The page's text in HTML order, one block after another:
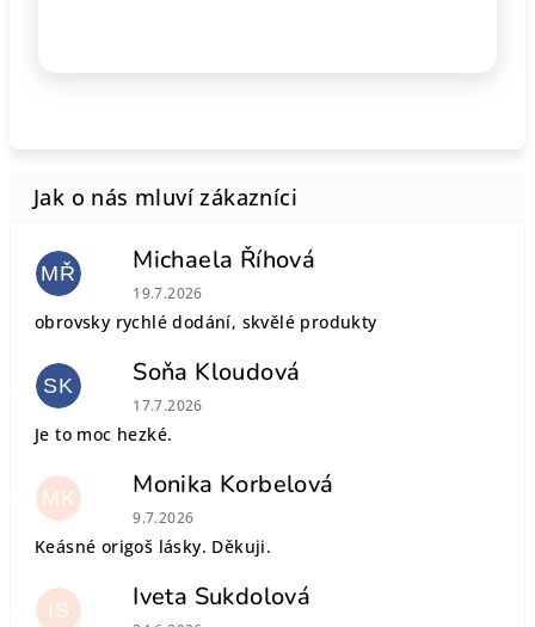
MŘ Michaela Říhová
Hodnocení obchodu je 5 z 5 hvězdiček.
19.7.2026
obrovsky rychlé dodání, skvělé produkty
SK Soňa Kloudová
Hodnocení obchodu je 5 z 5 hvězdiček.
17.7.2026
Je to moc hezké.
MK Monika Korbelová
Hodnocení obchodu je 5 z 5 hvězdiček.
9.7.2026
Keásné origoš lásky. Děkuji.
IS Iveta Sukdolová